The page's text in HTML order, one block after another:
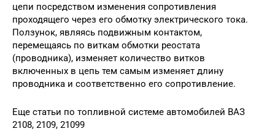
цепи посредством изменения сопротивления
проходящего через его обмотку электрического тока.
Ползунок, являясь подвижным контактом,
перемещаясь по виткам обмотки реостата
(проводника), изменяет количество витков
включенных в цепь тем самым изменяет длину
проводника и соответственно его сопротивление.
Еще статьи по топливной системе автомобилей ВАЗ
2108, 2109, 21099